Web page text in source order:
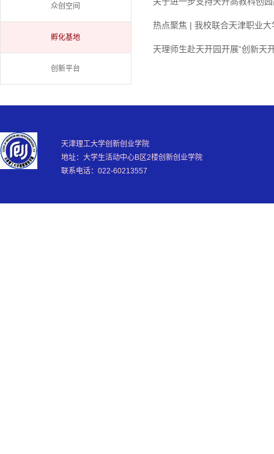
众创空间
孵化基地
创新平台
热点聚焦 | 我校联合天津职业
天理师生赴天开园开展“创新天
天津理工大学创新创业学院
地址：大学生活动中心B区2楼创新创业学院
联系电话：022-60213557